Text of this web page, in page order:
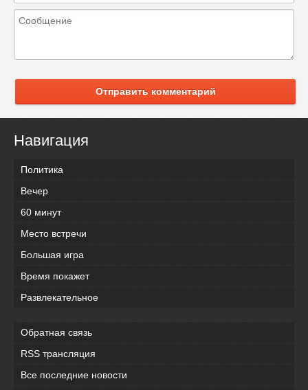
Отправить комментарий
Навигация
Политика
Вечер
60 минут
Место встречи
Большая игра
Время покажет
Развлекательное
Обратная связь
RSS трансляция
Все последние новости